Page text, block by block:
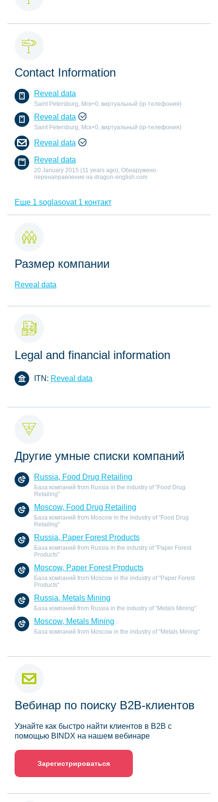
Contact Information
Reveal data
Saint Petersburg, Мск+0, виртуальный (ip-телефония)
Reveal data
Saint Petersburg, Мск+0, виртуальный (ip-телефония)
Reveal data
Reveal data
20 January 2015 (11 years ago), Обнаружено
перенаправление на dragon-english.com
Еще 1 soglasovat 1 контакт
Размер компании
Reveal data
Legal and financial information
ITN: Reveal data
Другие умные списки компаний
Russia, Food Drug Retailing
База компаний from Russia in the industry of "Food Drug
Retailing"
Moscow, Food Drug Retailing
База компаний from Moscow in the industry of "Food Drug
Retailing"
Russia, Paper Forest Products
База компаний from Russia in the industry of "Paper Forest
Products"
Moscow, Paper Forest Products
База компаний from Moscow in the industry of "Paper Forest
Products"
Russia, Metals Mining
База компаний from Russia in the industry of "Metals Mining"
Moscow, Metals Mining
База компаний from Moscow in the industry of "Metals Mining"
Вебинар по поиску B2B-клиентов
Узнайте как быстро найти клиентов в B2B с
помощью BINDX на нашем вебинаре
Зарегистрироваться